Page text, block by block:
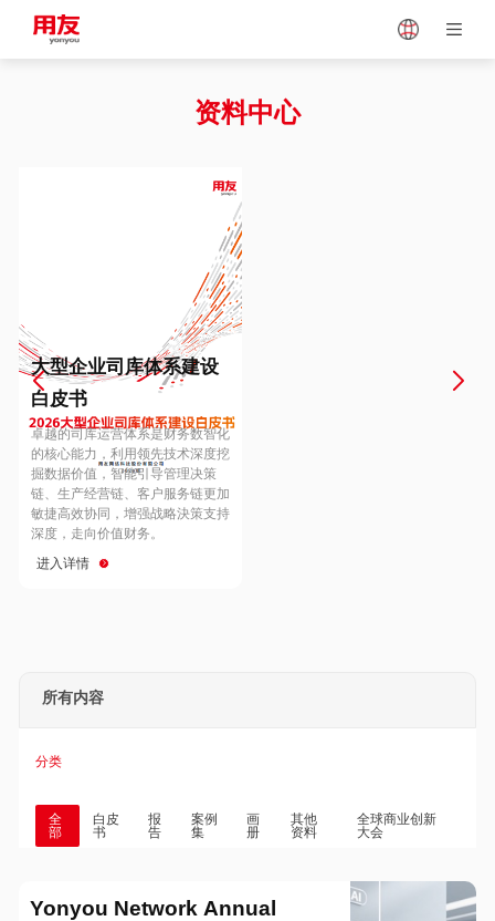
Vietnam
Europe
Hungary
Hong Kong
资料中心
大型企业司库体系建设
白皮书
卓越的司库运营体系是财务数智化
的核心能力，利用领先技术深度挖
掘数据价值，智能引导管理决策
链、生产经营链、客户服务链更加
敏捷高效协同，增强战略決策支持
深度，走向价值财务。
进入详情
所有内容
分类
全
部
白皮
书
报
告
案例
集
画
册
其他
资料
全球商业创新
大会
Yonyou Network Annual